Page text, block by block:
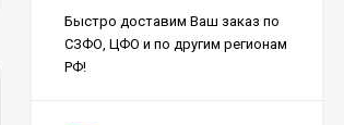
Быстро доставим Ваш заказ по
СЗФО, ЦФО и по другим регионам
РФ!